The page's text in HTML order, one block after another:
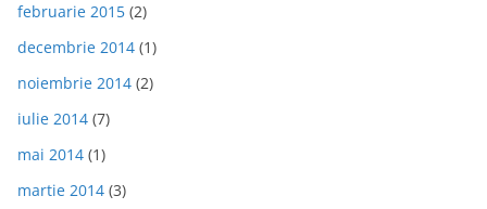
februarie 2015 (2)
decembrie 2014 (1)
noiembrie 2014 (2)
iulie 2014 (7)
mai 2014 (1)
martie 2014 (3)